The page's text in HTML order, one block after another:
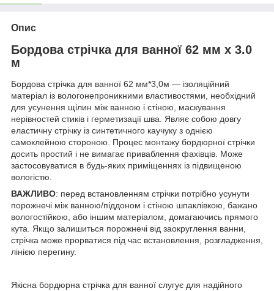
Опис
Бордова стрічка для ванної 62 мм x 3.0
м
Бордова стрічка для ванної 62 мм*3,0м — ізоляційний
матеріал із вологонепроникними властивостями, необхідний
для усунення щілин між ванною і стіною, маскування
нерівностей стиків і герметизації шва. Являє собою довгу
еластичну стрічку із синтетичного каучуку з однією
самоклейною стороною. Процес монтажу бордюрної стрічки
досить простий і не вимагає приваблення фахівців. Може
застосовуватися в будь-яких приміщеннях із підвищеною
вологістю.
ВАЖЛИВО: перед встановленням стрічки потрібно усунути
порожнечі між ванною/піддоном і стіною шпаклівкою, бажано
вологостійкою, або іншим матеріалом, домагаючись прямого
кута. Якщо залишиться порожнечі від заокруглення ванни,
стрічка може прорватися під час встановлення, розгладження,
лінією перегину.
Якісна бордюрна стрічка для ванної слугує для надійного